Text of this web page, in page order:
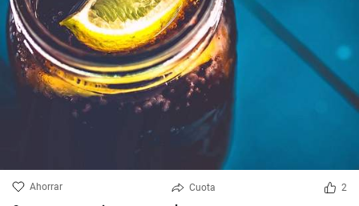
Ahorrar Cuota 2